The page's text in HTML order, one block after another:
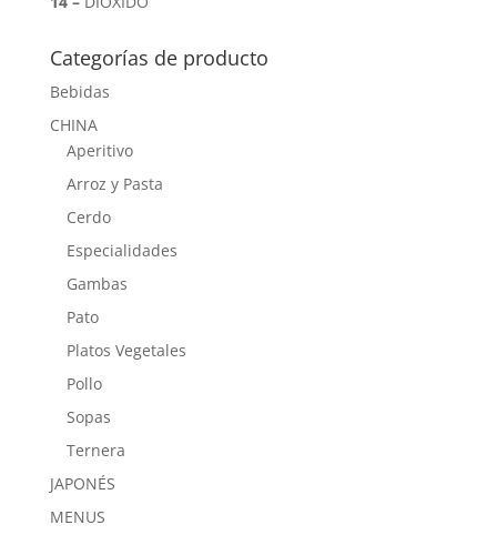
Categorías de producto
Bebidas
CHINA
Aperitivo
Arroz y Pasta
Cerdo
Especialidades
Gambas
Pato
Platos Vegetales
Pollo
Sopas
Ternera
JAPONÉS
MENUS